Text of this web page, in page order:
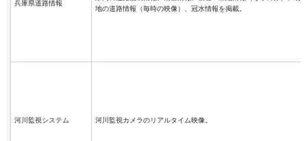
兵庫県道路情報
地の道路情報（毎時の映像）、冠水情報を掲載。
河川監視システム 河川監視カメラのリアルタイム映像。